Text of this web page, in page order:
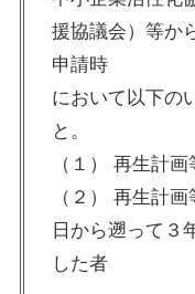
援協議会）等か
申請時
において以下の
と。
（１） 再生計
（２） 再生計
日から遡って３
した者